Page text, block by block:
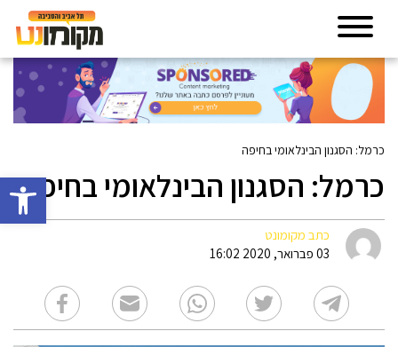
פתח
כרמל: הסגנון הבינלאומי בחיפה
כרמל: הסגנון הבינלאומי בחיפה
כתב מקומונט
03 פברואר, 2020 16:02